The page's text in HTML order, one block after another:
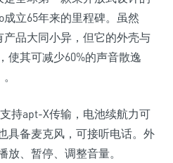
立65年来的里程碑。虽然
产品大同小异，但它的外壳与
使其可减少60%的声音散逸
持apt-X传输，电池续航力可
具备麦克风，可接听电话。外
、暂停、调整音量。